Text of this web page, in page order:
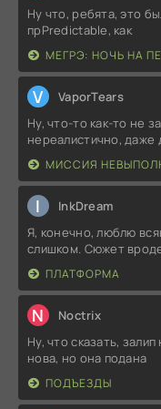
Ну что, ребята, это
прPredictable, как
МЕГРЭ: НОЧЬ НА
V VaporTears
Ну, что-то как-то не
нереалистично, даже
МИССИЯ
I InkDream
Я, конечно, люблю
слишком. Сюжет
ПЛАТФОРМА
N Noctrix
Ну, что сказать,
нова, но она подана
ПОДЪЕЗДЫ